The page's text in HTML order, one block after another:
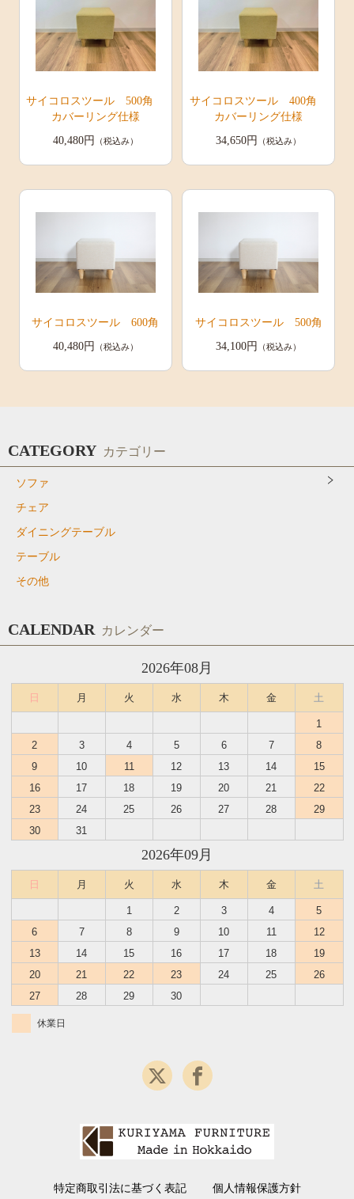
サイコロスツール 500角
カバーリング仕様
40,480円
（税込み）
サイコロスツール 400角
カバーリング仕様
34,650円
（税込み）
サイコロスツール 600角
40,480円
（税込み）
サイコロスツール 500角
34,100円
（税込み）
CATEGORY カテゴリー
ソファ
チェア
ダイニングテーブル
テーブル
その他
CALENDAR カレンダー
2026年08月
日 月 火 水 木 金 土
1
2
3 4 5 6 7
8
9
10 11 12 13 14
15
16
17 18 19 20 21
22
23
24 25 26 27 28
29
30
31
2026年09月
日 月 火 水 木 金 土
1 2 3 4
5
6
7 8 9 10 11
12
13
14 15 16 17 18
19
20
21 22 23 24 25
26
27
28 29 30
休業日
特定商取引法に基づく表記 個人情報保護方針